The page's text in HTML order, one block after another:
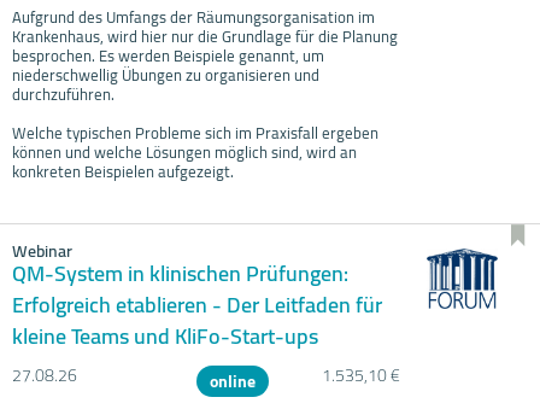
Aufgrund des Umfangs der Räumungsorganisation im
Krankenhaus, wird hier nur die Grundlage für die Planung
besprochen. Es werden Beispiele genannt, um
niederschwellig Übungen zu organisieren und
durchzuführen.
Welche typischen Probleme sich im Praxisfall ergeben
können und welche Lösungen möglich sind, wird an
konkreten Beispielen aufgezeigt.
Webinar
QM-System in klinischen Prüfungen:
Erfolgreich etablieren - Der Leitfaden für
kleine Teams und KliFo-Start-ups
27.08.26 online 1.535,10 €